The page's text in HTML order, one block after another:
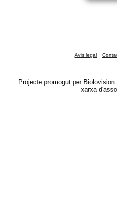
Avís legal
Projecte promogut per Biolovision
xarxa